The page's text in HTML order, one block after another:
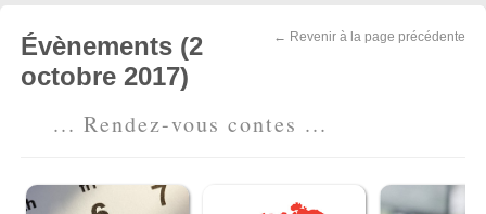
← Revenir à la page précédente
Évènements (2
octobre 2017)
... Rendez-vous contes ...